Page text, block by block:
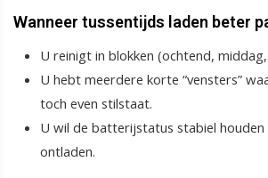
Wanneer tussentijds laden beter
U reinigt in blokken (ochtend,
U hebt meerdere korte “vensters”
toch even stilstaat.
U wil de batterijstatus stabiel
ontladen.